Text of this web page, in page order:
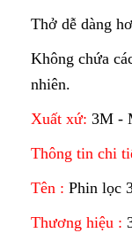
Thở dễ dàng
Không chứa
nhiên.
Xuất xứ: 3M -
Thông tin chi
Tên : Phin lọc
Thương hiệu :